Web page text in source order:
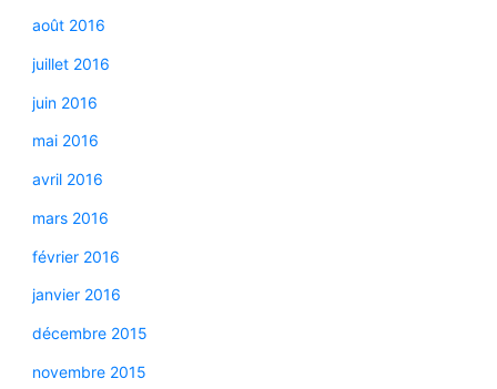
août 2016
juillet 2016
juin 2016
mai 2016
avril 2016
mars 2016
février 2016
janvier 2016
décembre 2015
novembre 2015